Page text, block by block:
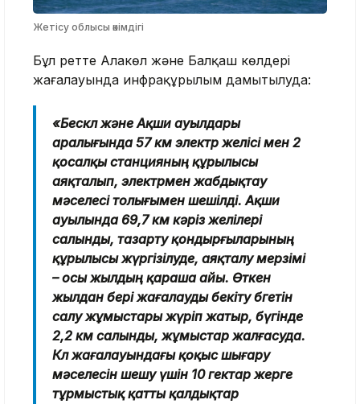
Жетісу облысы әкімдігі
Бұл ретте Алакөл және Балқаш көлдері
жағалауында инфрақұрылым дамытылуда:
«Бескөл және Ақши ауылдары
аралығында 57 км электр желісі мен 2
қосалқы станцияның құрылысы
аяқталып, электрмен жабдықтау
мәселесі толығымен шешілді. Ақши
ауылында 69,7 км кәріз желілері
салынды, тазарту қондырғыларының
құрылысы жүргізілуде, аяқталу мерзімі
– осы жылдың қараша айы. Өткен
жылдан бері жағалауды бекіту бөгетін
салу жұмыстары жүріп жатыр, бүгінде
2,2 км салынды, жұмыстар жалғасуда.
Көл жағалауындағы қоқыс шығару
мәселесін шешу үшін 10 гектар жерге
тұрмыстық қатты қалдықтар